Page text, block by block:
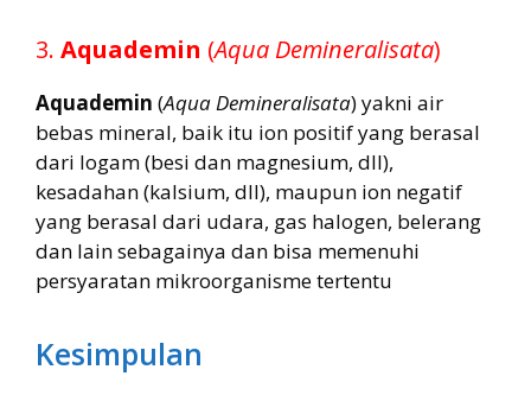
3. Aquademin (Aqua Demineralisata)
Aquademin (Aqua Demineralisata) yakni air
bebas mineral, baik itu ion positif yang berasal
dari logam (besi dan magnesium, dll),
kesadahan (kalsium, dll), maupun ion negatif
yang berasal dari udara, gas halogen, belerang
dan lain sebagainya dan bisa memenuhi
persyaratan mikroorganisme tertentu
Kesimpulan